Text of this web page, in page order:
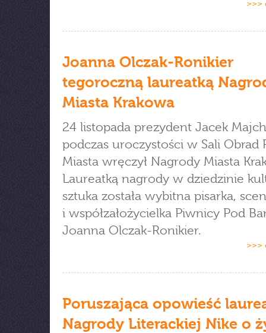
>>>
Joanna Olczak-Ronikier
tegoroczną laureatką
Miasta Krakowa
24 listopada prezydent Jacek
podczas uroczystości w Sali Obrad
Miasta wręczył Nagrody Miasta
Laureatką nagrody w dziedzinie
sztuka została wybitna pisarka,
i współzałożycielka Piwnicy Pod
Joanna Olczak-Ronikier.
>>>
Poruszająca opowieść
Nagrody Literackiej Nike o